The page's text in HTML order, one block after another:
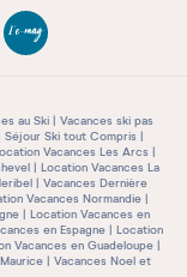
au Ski
Vacances ski pas
Séjour Ski tout Compris
Vacances Les Arcs
Location Vacances La
Vacances Dernière
Vacances Normandie
Location Vacances en
en Espagne
Location
Vacances en Guadeloupe
Vacances Noel et